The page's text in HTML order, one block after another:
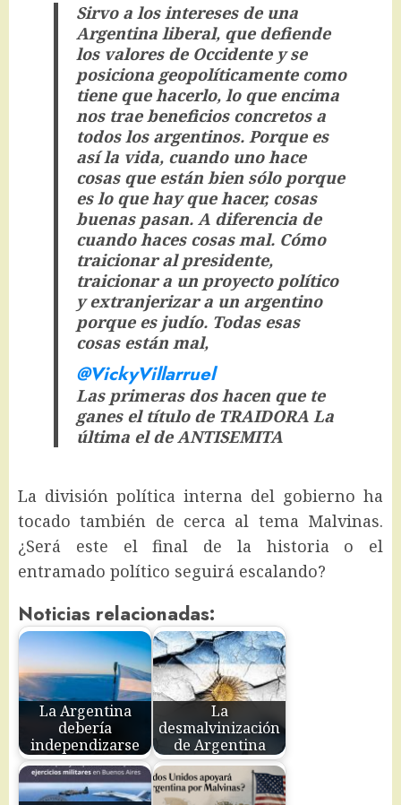
Sirvo a los intereses de una
Argentina liberal, que defiende
los valores de Occidente y se
posiciona geopolíticamente como
tiene que hacerlo, lo que encima
nos trae beneficios concretos a
todos los argentinos. Porque es
así la vida, cuando uno hace
cosas que están bien sólo porque
es lo que hay que hacer, cosas
buenas pasan. A diferencia de
cuando haces cosas mal. Cómo
traicionar al presidente,
traicionar a un proyecto político
y extranjerizar a un argentino
porque es judío. Todas esas
cosas están mal,
@VickyVillarruel
Las primeras dos hacen que te
ganes el título de TRAIDORA La
última el de ANTISEMITA
La división política interna del gobierno ha
tocado también de cerca al tema Malvinas.
¿Será este el final de la historia o el
entramado político seguirá escalando?
Noticias relacionadas:
La Argentina
debería
independizarse
La
desmalvinización
de Argentina